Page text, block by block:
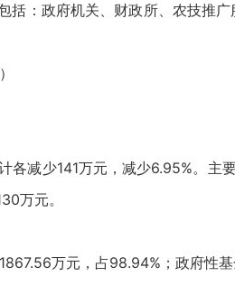
：政府机关、财政所、农技推
减少141万元，减少6.95%。主
万元。
万元，占98.94%；政府性